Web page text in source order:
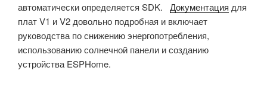
автоматически определяется SDK. Документация для
плат V1 и V2 довольно подробная и включает
руководства по снижению энергопотребления,
использованию солнечной панели и созданию
устройства ESPHome.